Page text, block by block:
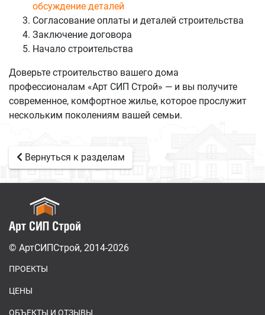
обсуждение деталей
Согласование оплаты и деталей строительства
Заключение договора
Начало строительства
Доверьте строительство вашего дома
профессионалам «Арт СИП Строй» — и вы получите
современное, комфортное жилье, которое прослужит
нескольким поколениям вашей семьи.
Вернуться к разделам
© АртСИПСтрой, 2014-2026
ПРОЕКТЫ
ЦЕНЫ
ОБЪЕКТЫ И ОТЗЫВЫ